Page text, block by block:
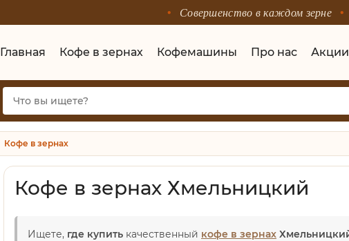
Совершенство в каждом зерне
Главная Кофе в зернах Кофемашины Про нас Акции
Кофе в зернах
Кофе в зернах Хмельницкий
Ищете, где купить качественный кофе в зернах